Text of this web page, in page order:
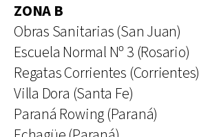
ZONA B
Obras Sanitarias (San Juan)
Escuela Normal Nº 3 (Rosario)
Regatas Corrientes (Corrientes)
Villa Dora (Santa Fe)
Paraná Rowing (Paraná)